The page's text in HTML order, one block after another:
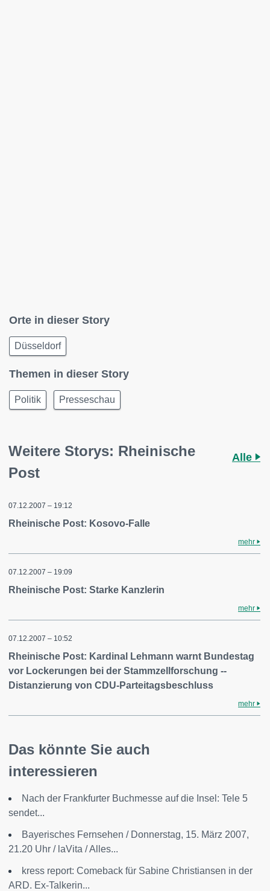
Orte in dieser Story
Düsseldorf
Themen in dieser Story
Politik Presseschau
Weitere Storys: Rheinische
Post
Alle
07.12.2007 – 19:12
Rheinische Post: Kosovo-Falle
mehr
07.12.2007 – 19:09
Rheinische Post: Starke Kanzlerin
mehr
07.12.2007 – 10:52
Rheinische Post: Kardinal Lehmann warnt Bundestag
vor Lockerungen bei der Stammzellforschung --
Distanzierung von CDU-Parteitagsbeschluss
mehr
Das könnte Sie auch
interessieren
Nach der Frankfurter Buchmesse auf die Insel: Tele 5
sendet...
Bayerisches Fernsehen / Donnerstag, 15. März 2007,
21.20 Uhr / laVita / Alles...
kress report: Comeback für Sabine Christiansen in der
ARD. Ex-Talkerin...